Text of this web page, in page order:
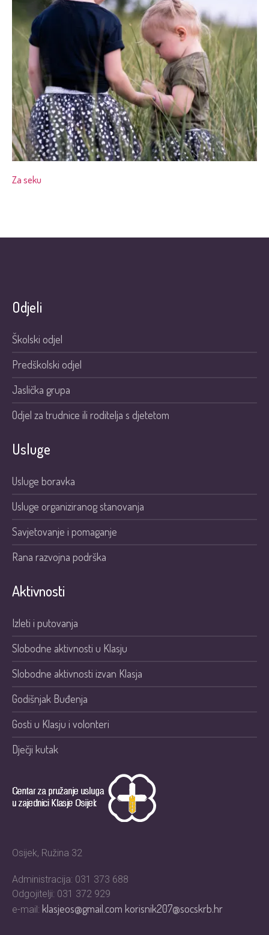
Za seku
Odjeli
Školski odjel
Predškolski odjel
Jaslička grupa
Odjel za trudnice ili roditelja s djetetom
Usluge
Usluge boravka
Usluge organiziranog stanovanja
Savjetovanje i pomaganje
Rana razvojna podrška
Aktivnosti
Izleti i putovanja
Slobodne aktivnosti u Klasju
Slobodne aktivnosti izvan Klasja
Godišnjak Buđenja
Gosti u Klasju i volonteri
Dječji kutak
Osijek, Ružina 32
Administracija: 031 373 688
Odgojitelji: 031 372 929
e-mail: klasjeos@gmail.comkorisnik207@socskrb.hr